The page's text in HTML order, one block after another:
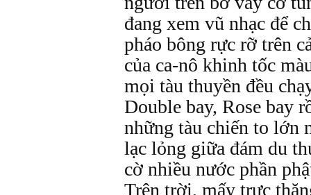
đang xem vũ nhạc để
pháo bông rực rỡ trên
của ca-nô khinh tốc
mọi tàu thuyền đều
Double bay, Rose bay
những tàu chiến to lớn
lạc lỏng giữa đám du
cờ nhiều nước phần
Trên trời, mấy trực